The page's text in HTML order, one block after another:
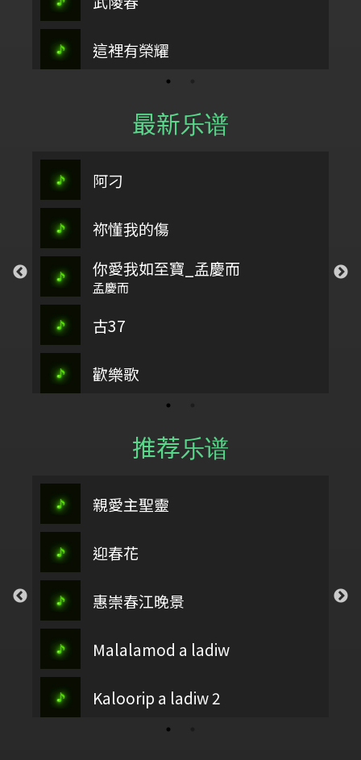
這裡有榮耀
最新乐谱
阿刁
祢懂我的傷
你愛我如至寶_孟慶而
孟慶而
古37
歡樂歌
推荐乐谱
親愛主聖靈
迎春花
惠崇春江晚景
Malalamod a ladiw
Kaloorip a ladiw 2